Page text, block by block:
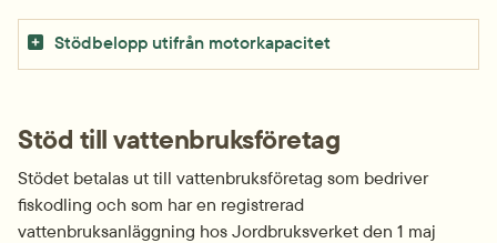
Stödbelopp utifrån motorkapacitet
Stöd till vattenbruksföretag
Stödet betalas ut till vattenbruksföretag som bedriver
fiskodling och som har en registrerad
vattenbruksanläggning hos Jordbruksverket den 1 maj